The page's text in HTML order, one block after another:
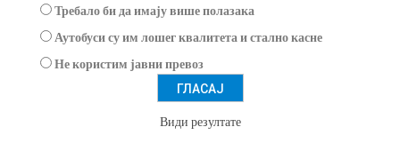
Требало би да имају више полазака
Аутобуси су им лошег квалитета и стално касне
Не користим јавни превоз
Види резултате